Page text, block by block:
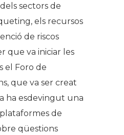
sectors de
els recursos
de riscos
que va iniciar les
el Foro de
que va ser creat
ha esdevingut una
de
qüestions